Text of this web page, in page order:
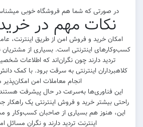
در صورتی که شما هم فروشگاه خوبی
نکات مهم در خرید
امکان خرید و فروش امن از طریق اینترنت،
کسب‌وکارهای اینترنتی است. بسیاری از
تردید دارند چون نگران‌اند که اطلاعات
کلاهبرداران اینترنتی به سرقت برود. با کمک
انجام معاملات امن
این فناوری‌ها به‌سرعت در حال پیشرفت‌
راحتی بیشتر خرید و فروش اینترنتی یک راهکار
این، هنوز هم بسیاری از صاحبان کسب‌وکار و
اینترنت تردید دارند و نگران مسائل